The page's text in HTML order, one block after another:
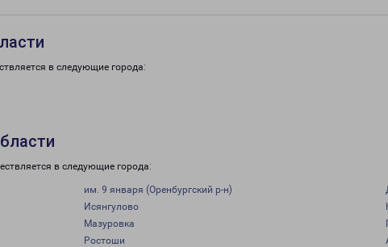
в следующие города:
в следующие города:
им. 9 января (Оренбургский р-н)
Исянгулово
Мазуровка
Ростоши